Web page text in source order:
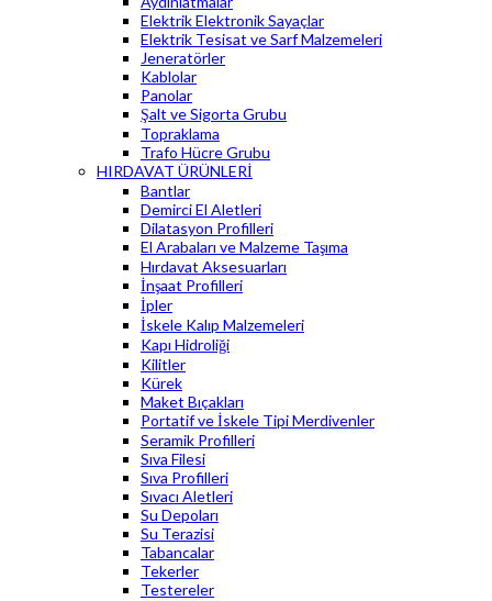
Elektrik Elektronik Sayaçlar
Elektrik Tesisat ve Sarf Malzemeleri
Jeneratörler
Kablolar
Panolar
Şalt ve Sigorta Grubu
Topraklama
Trafo Hücre Grubu
HIRDAVAT ÜRÜNLERİ
Bantlar
Demirci El Aletleri
Dilatasyon Profilleri
El Arabaları ve Malzeme Taşıma
Hırdavat Aksesuarları
İnşaat Profilleri
İpler
İskele Kalıp Malzemeleri
Kapı Hidroliği
Kilitler
Kürek
Maket Bıçakları
Portatif ve İskele Tipi Merdivenler
Seramik Profilleri
Sıva Filesi
Sıva Profilleri
Sıvacı Aletleri
Su Depoları
Su Terazisi
Tabancalar
Tekerler
Testereler